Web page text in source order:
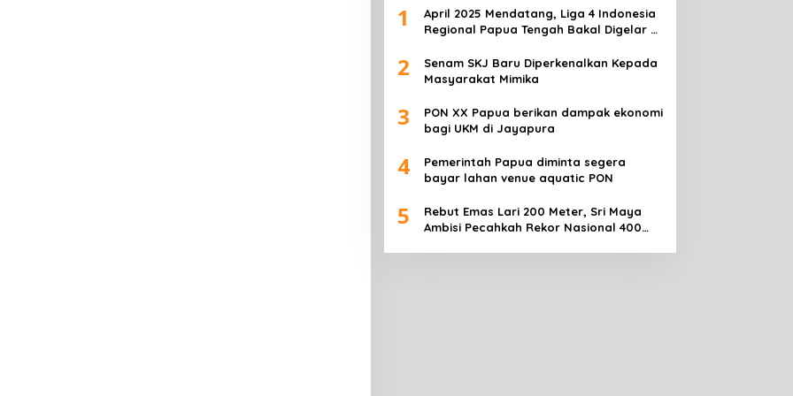
1
April 2025 Mendatang, Liga 4 Indonesia
Regional Papua Tengah Bakal Digelar di
2
Senam SKJ Baru Diperkenalkan Kepada
Masyarakat Mimika
3
PON XX Papua berikan dampak ekonomi
bagi UKM di Jayapura
4
Pemerintah Papua diminta segera
bayar lahan venue aquatic PON
5
Rebut Emas Lari 200 Meter, Sri Maya
Ambisi Pecahkah Rekor Nasional 400